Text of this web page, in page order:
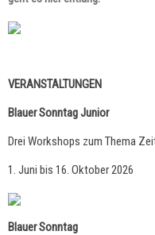
VERANSTALTUNGEN
Blauer Sonntag Junior
Drei Workshops zum Thema
1. Juni bis 16. Oktober 2026
Blauer Sonntag